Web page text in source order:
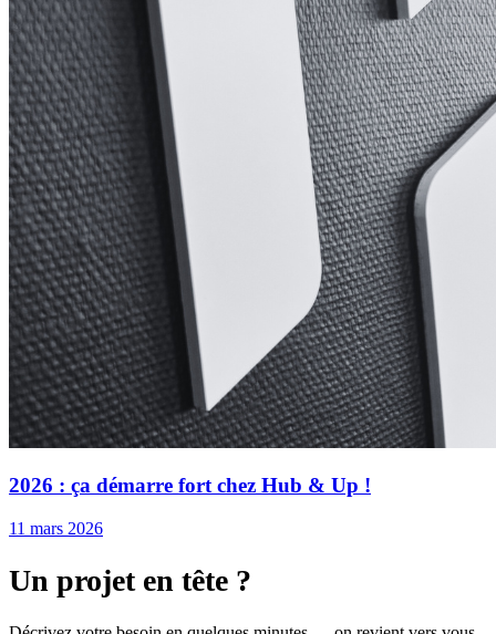
2026 : ça démarre fort chez Hub & Up !
11 mars 2026
Un projet en tête ?